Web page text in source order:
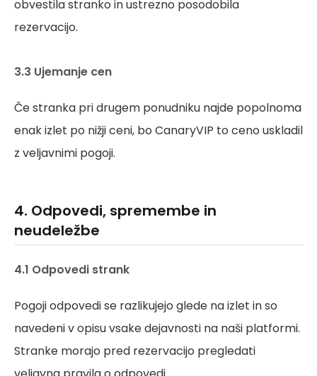
obvestila stranko in ustrezno posodobila
rezervacijo.
3.3 Ujemanje cen
Če stranka pri drugem ponudniku najde popolnoma
enak izlet po nižji ceni, bo CanaryVIP to ceno uskladil
z veljavnimi pogoji.
4. Odpovedi, spremembe in
neudeležbe
4.1 Odpovedi strank
Pogoji odpovedi se razlikujejo glede na izlet in so
navedeni v opisu vsake dejavnosti na naši platformi.
Stranke morajo pred rezervacijo pregledati